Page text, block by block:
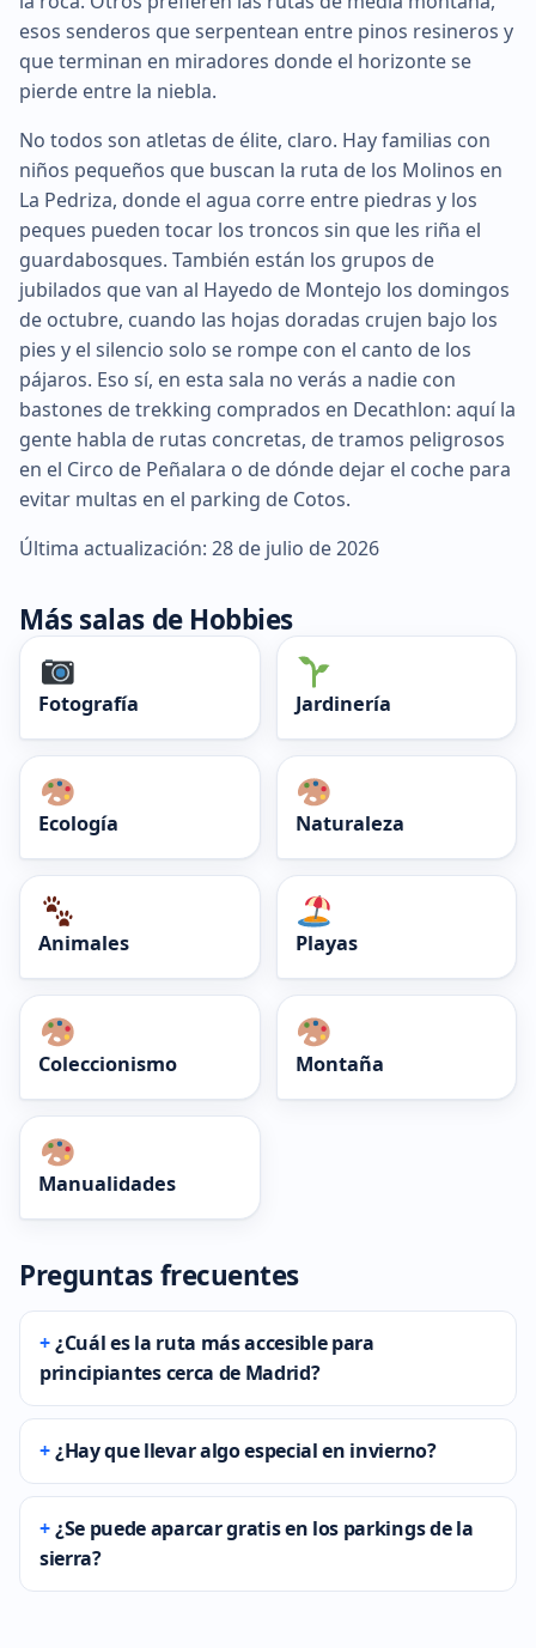
esos senderos que serpentean entre pinos resineros y
que terminan en miradores donde el horizonte se
pierde entre la niebla.
No todos son atletas de élite, claro. Hay familias con
niños pequeños que buscan la ruta de los Molinos en
La Pedriza, donde el agua corre entre piedras y los
peques pueden tocar los troncos sin que les riña el
guardabosques. También están los grupos de
jubilados que van al Hayedo de Montejo los domingos
de octubre, cuando las hojas doradas crujen bajo los
pies y el silencio solo se rompe con el canto de los
pájaros. Eso sí, en esta sala no verás a nadie con
bastones de trekking comprados en Decathlon: aquí la
gente habla de rutas concretas, de tramos peligrosos
en el Circo de Peñalara o de dónde dejar el coche para
evitar multas en el parking de Cotos.
Última actualización: 28 de julio de 2026
Más salas de Hobbies
Fotografía Jardinería
Ecología Naturaleza
Animales Playas
Coleccionismo Montaña
Manualidades
Preguntas frecuentes
¿Cuál es la ruta más accesible para
principiantes cerca de Madrid?
¿Hay que llevar algo especial en invierno?
¿Se puede aparcar gratis en los parkings de la
sierra?